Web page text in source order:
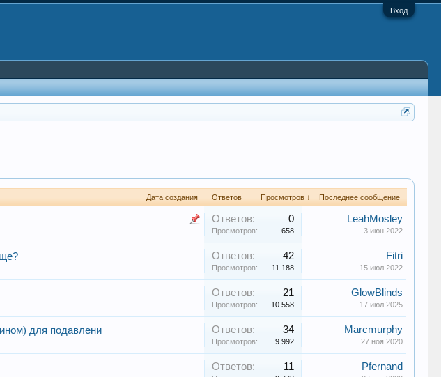
Вход
Дата создания Ответов Просмотров ↓ Последнее сообщение
Ответов: 0
Просмотров: 658
LeahMosley
3 июн 2022
Ответов: 42
Просмотров: 11.188
Fitri
15 июл 2022
Ответов: 21
Просмотров: 10.558
GlowBlinds
17 июл 2025
для подавлени Ответов: 34
Просмотров: 9.992
Marcmurphy
27 ноя 2020
Ответов: 11 Pfernand